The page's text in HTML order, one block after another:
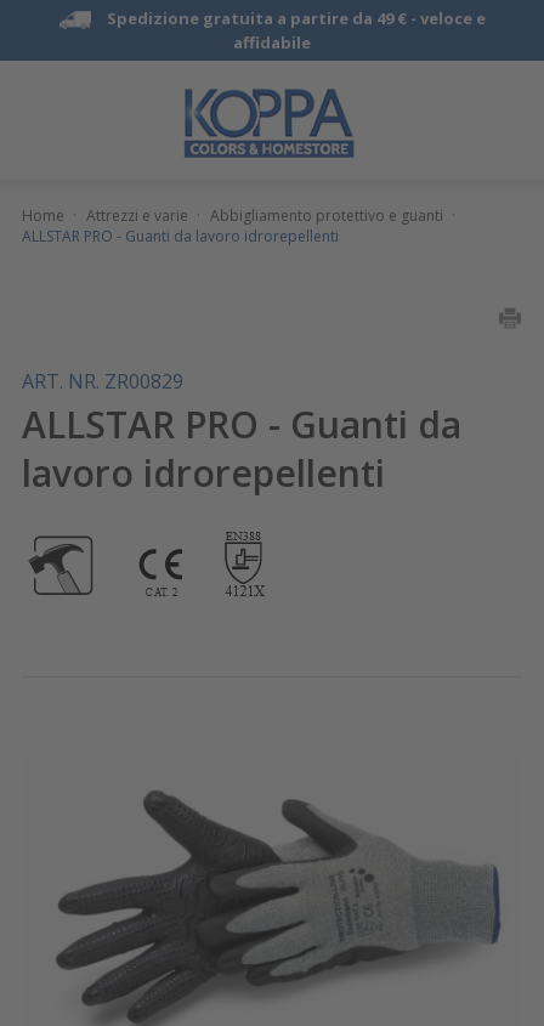
Spedizione gratuita a partire da 49 € - veloce e
affidabile
Home · Attrezzi e varie · Abbigliamento protettivo e guanti ·
ALLSTAR PRO - Guanti da lavoro idrorepellenti
ART. NR. ZR00829
ALLSTAR PRO - Guanti da
lavoro idrorepellenti